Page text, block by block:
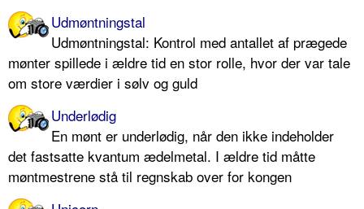
Udmøntningstal
Udmøntningstal: Kontrol med antallet af prægede
mønter spillede i ældre tid en stor rolle, hvor der var tale
om store værdier i sølv og guld
Underlødig
En mønt er underlødig, når den ikke indeholder
det fastsatte kvantum ædelmetal. I ældre tid måtte
møntmestrene stå til regnskab over for kongen